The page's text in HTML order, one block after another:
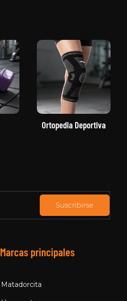
Ortopedia Deportiva
Suscribirse
Marcas principales
Matadorcita